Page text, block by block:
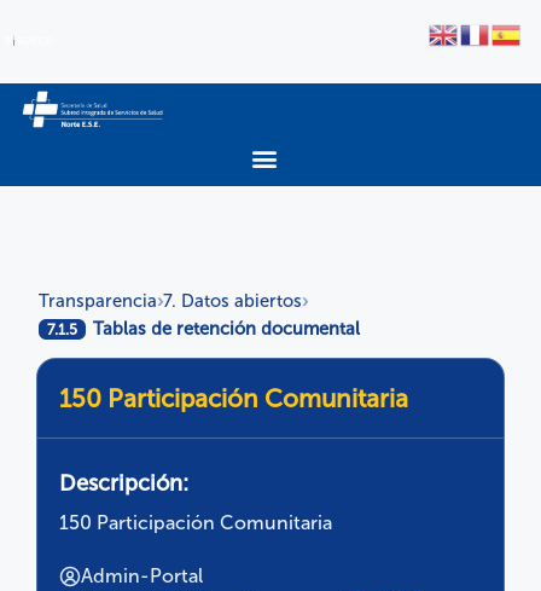
Transparencia›7. Datos abiertos›
7.1.5 Tablas de retención documental
150 Participación Comunitaria
Descripción:
150 Participación Comunitaria
Admin-Portal